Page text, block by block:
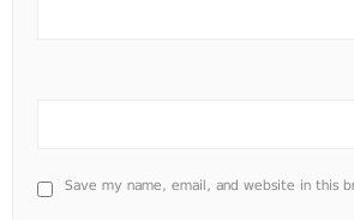
Save my name, email, and website in this